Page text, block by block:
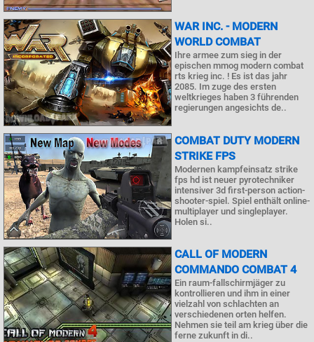
WAR INC. - MODERN
WORLD COMBAT
Ihre armee zum sieg in der
epischen mmog modern combat
rts krieg inc. ! Es ist das jahr
2085. Im zuge des ersten
weltkrieges haben 3 führenden
regierungen angesichts de..
COMBAT DUTY MODERN
STRIKE FPS
Modernen kampfeinsatz strike
fps hd ist neuer pyrotechniker
intensiver 3d first-person action-
shooter-spiel. Spiel enthält online-
multiplayer und singleplayer.
Holen si..
CALL OF MODERN
COMMANDO COMBAT 4
Ein raum-fallschirmjäger zu
kontrollieren und ihm in einer
vielzahl von schlachten an
verschiedenen orten helfen.
Nehmen sie teil am krieg über die
ferne zukunft in di..